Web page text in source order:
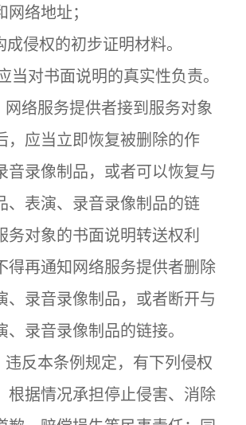
络地址；
侵权的初步证明材料。
对书面说明的真实性负责。
网络服务提供者接到服务对象
，应当立即恢复被删除的作
音录像制品，或者可以恢复与
、表演、录音录像制品的链
务对象的书面说明转送权利
得再通知网络服务提供者删除
、录音录像制品，或者断开与
、录音录像制品的链接。
违反本条例规定，有下列侵权
根据情况承担停止侵害、消除